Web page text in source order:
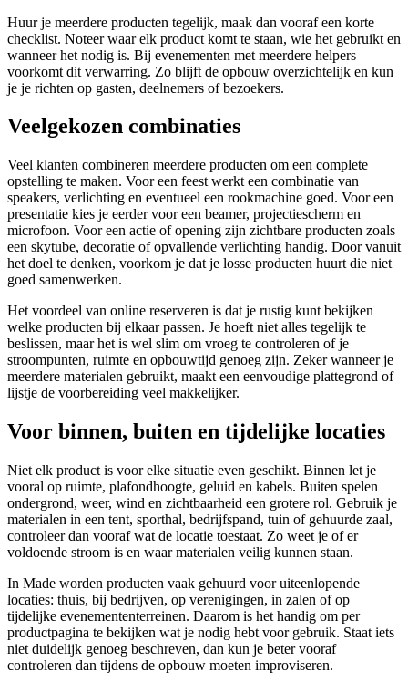
Huur je meerdere producten tegelijk, maak dan vooraf een korte
checklist. Noteer waar elk product komt te staan, wie het gebruikt en
wanneer het nodig is. Bij evenementen met meerdere helpers
voorkomt dit verwarring. Zo blijft de opbouw overzichtelijk en kun
je je richten op gasten, deelnemers of bezoekers.
Veelgekozen combinaties
Veel klanten combineren meerdere producten om een complete
opstelling te maken. Voor een feest werkt een combinatie van
speakers, verlichting en eventueel een rookmachine goed. Voor een
presentatie kies je eerder voor een beamer, projectiescherm en
microfoon. Voor een actie of opening zijn zichtbare producten zoals
een skytube, decoratie of opvallende verlichting handig. Door vanuit
het doel te denken, voorkom je dat je losse producten huurt die niet
goed samenwerken.
Het voordeel van online reserveren is dat je rustig kunt bekijken
welke producten bij elkaar passen. Je hoeft niet alles tegelijk te
beslissen, maar het is wel slim om vroeg te controleren of je
stroompunten, ruimte en opbouwtijd genoeg zijn. Zeker wanneer je
meerdere materialen gebruikt, maakt een eenvoudige plattegrond of
lijstje de voorbereiding veel makkelijker.
Voor binnen, buiten en tijdelijke locaties
Niet elk product is voor elke situatie even geschikt. Binnen let je
vooral op ruimte, plafondhoogte, geluid en kabels. Buiten spelen
ondergrond, weer, wind en zichtbaarheid een grotere rol. Gebruik je
materialen in een tent, sporthal, bedrijfspand, tuin of gehuurde zaal,
controleer dan vooraf wat de locatie toestaat. Zo weet je of er
voldoende stroom is en waar materialen veilig kunnen staan.
In Made worden producten vaak gehuurd voor uiteenlopende
locaties: thuis, bij bedrijven, op verenigingen, in zalen of op
tijdelijke evenemententerreinen. Daarom is het handig om per
productpagina te bekijken wat je nodig hebt voor gebruik. Staat iets
niet duidelijk genoeg beschreven, dan kun je beter vooraf
controleren dan tijdens de opbouw moeten improviseren.